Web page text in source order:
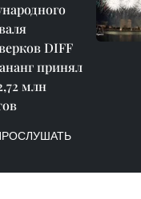
DIFF
принял
млн